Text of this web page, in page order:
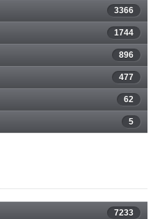
3366
1744
896
477
62
5
7233